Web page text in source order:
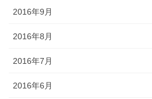
2016年9月
2016年8月
2016年7月
2016年6月